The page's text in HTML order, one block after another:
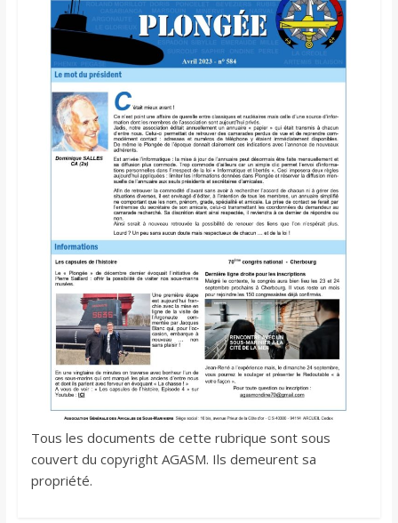
Tous les documents de cette rubrique sont sous
couvert du copyright AGASM. Ils demeurent sa
propriété.